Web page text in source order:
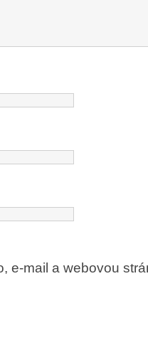
e-mail a webovou